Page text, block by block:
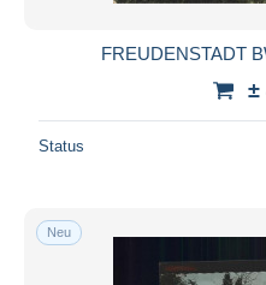
FREUDENSTADT
±
Status
Neu